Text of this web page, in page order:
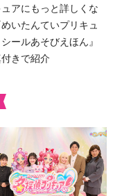
アにもっと詳しくな
いたんていプリキュ
ールあそびえほん』
きで紹介